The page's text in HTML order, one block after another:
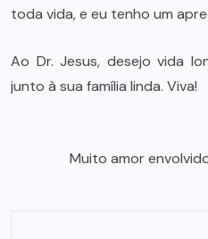
toda vida, e eu tenho um
Ao Dr. Jesus, desejo vida
junto à sua família linda. Viva!
Muito amor